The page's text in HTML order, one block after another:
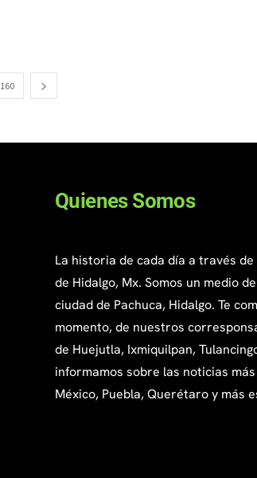
160
Quienes Somos
La historia de cada día a través
de Hidalgo, Mx. Somos un medio
ciudad de Pachuca, Hidalgo. Te
momento, de nuestros
de Huejutla, Ixmiquilpan,
informamos sobre las noticias
México, Puebla, Querétaro y más